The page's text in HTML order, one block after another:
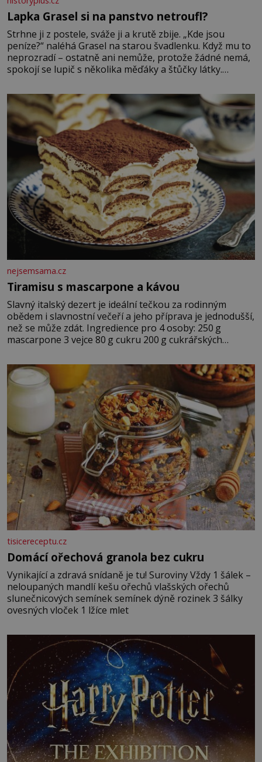
Lapka Grasel si na panstvo netroufl?
Strhne ji z postele, sváže ji a krutě zbije. „Kde jsou
peníze?“ naléhá Grasel na starou švadlenku. Když mu to
neprozradí – ostatně ani nemůže, protože žádné nemá,
spokojí se lupič s několika měďáky a štůčky látky.
krutý. Jeho činy budí hrůzu ještě dlouho po jeho smrti
nejsemsama.cz
Tiramisu s mascarpone a kávou
Slavný italský dezert je ideální tečkou za rodinným
obědem i slavnostní večeří a jeho příprava je jednodušší,
než se může zdát. Ingredience pro 4 osoby: 250 g
mascarpone 3 vejce 80 g cukru 200 g cukrářských
posypání Postup: Oddělte žloutky od bílků. Žloutky
vyšlehejte s cukrem do světlé pěny a postupně do nich
vmíchejte mascarpone, aby vznikl hladký
tisicereceptu.cz
Domácí ořechová granola bez cukru
Vynikající a zdravá snídaně je tu! Suroviny Vždy 1 šálek –
neloupaných mandlí kešu ořechů vlašských ořechů
slunečnicových semínek semínek dýně rozinek 3 šálky
ovesných vloček 1 lžíce mlet